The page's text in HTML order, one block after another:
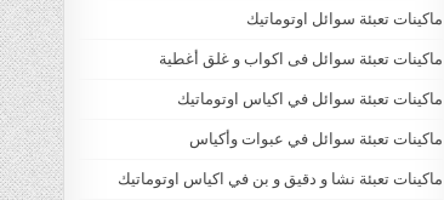
ماكينات تعبئة سوائل اوتوماتيك
ماكينات تعبئة سوائل فى اكواب و غلق أغطية
ماكينات تعبئة سوائل في اكياس اوتوماتيك
ماكينات تعبئة سوائل في عبوات وأكياس
ماكينات تعبئة نشا و دقيق و بن في اكياس اوتوماتيك